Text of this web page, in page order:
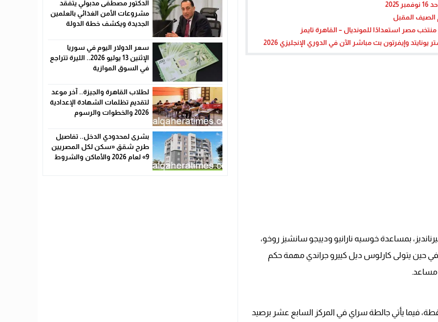
الصيف المقبل
مصر استعدادًا للمونديال – القاهرة تايمز
وإيفرتون بث مباشر الآن في الدوري الإنجليزي 2026
بمساعدة خوسيه نارانيو ودييجو سانشيز روخو،
في حين يتولى كارلوس ديل كييرو جراندي مهمة حكم
مساعد.
مانشستر سيتي المركز الحادي عشر برصيد 13 نقطة، فيما يأتي جالطة سراي في المركز السابع عشر برصيد
الدكتور مصطفى مدبولي يتفقد
مشروعات الأمن الغذائي بالعلمين
الجديدة ويكشف خطة الدولة
سعر الدولار اليوم في سوريا
الإثنين 13 يوليو 2026.. الليرة تتراجع
في السوق الموازية
لطلاب القاهرة والجيزة.. آخر موعد
لتقديم تظلمات الشهادة الإعدادية
2026 والخطوات والرسوم
بشرى لمحدودي الدخل.. تفاصيل
طرح شقق «سكن لكل المصريين
9» لعام 2026 والأماكن والشروط